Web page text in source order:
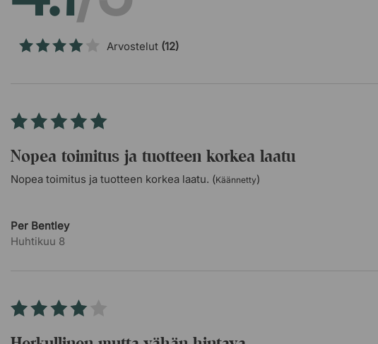
Arvostelut (12)
Nopea toimitus ja tuotteen korkea laatu
Nopea toimitus ja tuotteen korkea laatu. (Käännetty)
Per Bentley
Huhtikuu 8